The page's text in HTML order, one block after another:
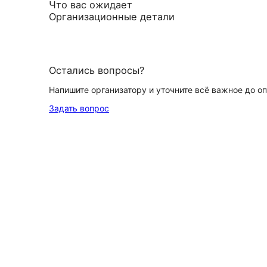
Что вас ожидает
Организационные детали
Остались вопросы?
Напишите организатору и уточните всё важное до
Задать вопрос